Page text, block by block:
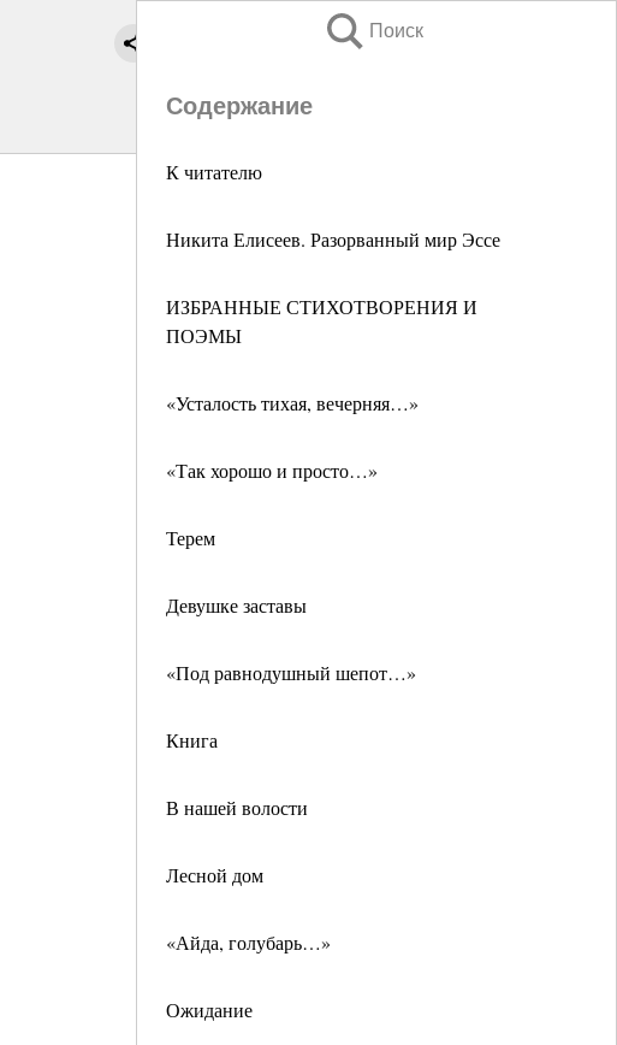
Поиск
Содержание
К читателю
Никита Елисеев. Разорванный мир Эссе
ИЗБРАННЫЕ СТИХОТВОРЕНИЯ И
ПОЭМЫ
«Усталость тихая, вечерняя…»
«Так хорошо и просто…»
Терем
Девушке заставы
«Под равнодушный шепот…»
Книга
В нашей волости
Лесной дом
«Айда, голубарь…»
Ожидание